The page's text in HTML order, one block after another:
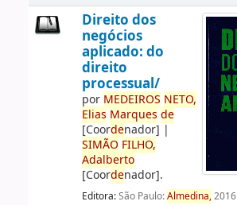
Direito dos
negócios
aplicado: do
direito
processual/
por MEDEIROS NETO,
Elias Marques de
[Coordenador] |
SIMÃO FILHO,
Adalberto
[Coordenador].
Editora:São Paulo:Almedina,2016